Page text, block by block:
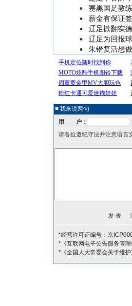
塞黑国足教
薪金有保证
辽足掀翻实
辽足为回报
朱锴复活想
■ 我来说两句
用 户：
请各位遵纪守法并注意语言
*经营许可证编号：京
*《互联网电子公告服务管理
*《全国人大常委会关于维护